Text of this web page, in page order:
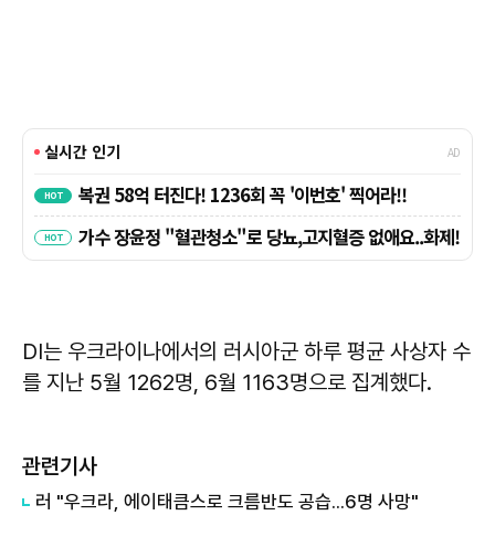
DI는 우크라이나에서의 러시아군 하루 평균 사상자 수
를 지난 5월 1262명, 6월 1163명으로 집계했다.
관련기사
러 "우크라, 에이태큼스로 크름반도 공습...6명 사망"